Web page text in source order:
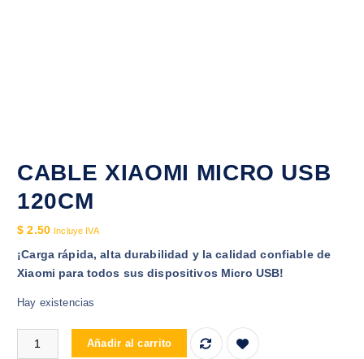
CABLE XIAOMI MICRO USB
120CM
$ 2.50 Incluye IVA
¡Carga rápida, alta durabilidad y la calidad confiable de
Xiaomi para todos sus dispositivos Micro USB!
Hay existencias
CABLE XIAOMI MICRO USB 120CM cantidad
Añadir al carrito